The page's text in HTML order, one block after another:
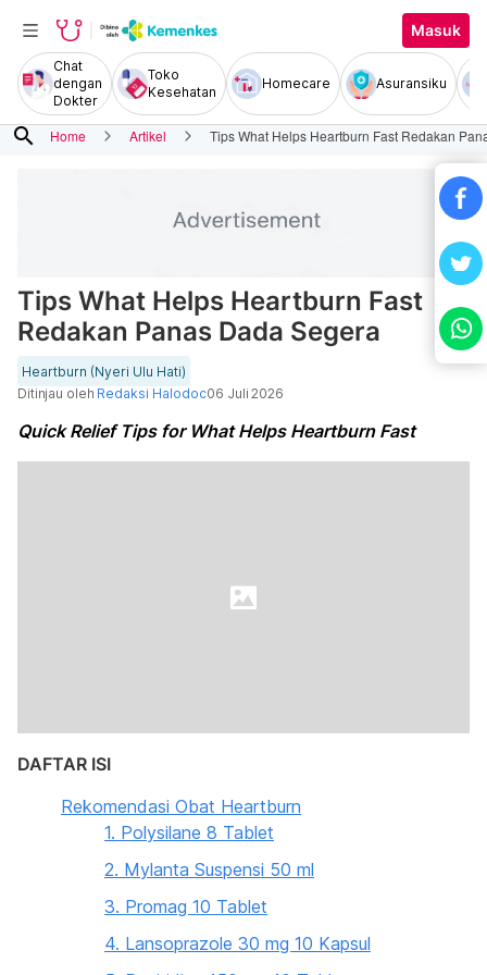
Masuk
Chat
dengan
Dokter
Toko
Kesehatan
Homecare Asuransiku
search Home Artikel Tips What Helps Heartburn Fast Redakan
Tips What Helps Heartburn Fast
Redakan Panas Dada Segera
Heartburn (Nyeri Ulu Hati)
Ditinjau oleh Redaksi Halodoc06 Juli 2026
Quick Relief Tips for What Helps Heartburn Fast
DAFTAR ISI
Rekomendasi Obat Heartburn
1. Polysilane 8 Tablet
2. Mylanta Suspensi 50 ml
3. Promag 10 Tablet
4. Lansoprazole 30 mg 10 Kapsul